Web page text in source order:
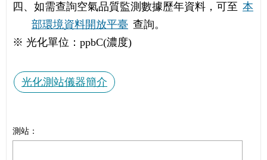
四、如需查詢空氣品質監測數據歷年資料，可至 本
部環境資料開放平臺 查詢。
※ 光化單位：ppbC(濃度)
光化測站儀器簡介
測站：